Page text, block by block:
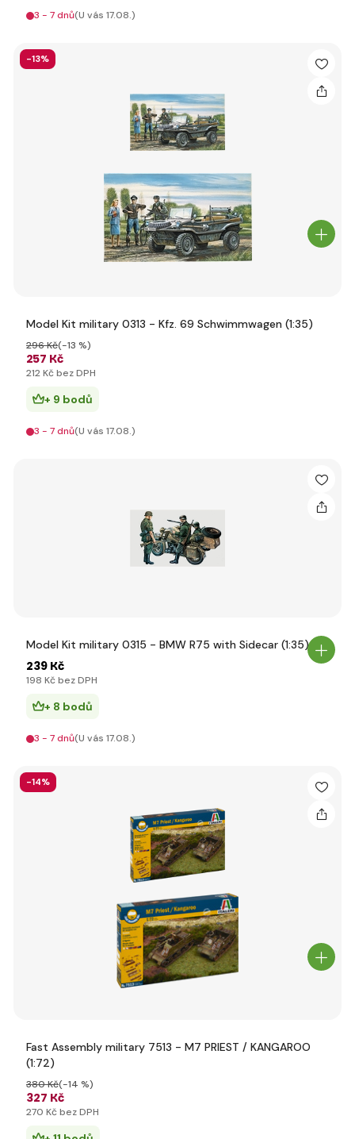
3 - 7 dnů(U vás 17.08.)
-13%
Model Kit military 0313 - Kfz. 69 Schwimmwagen (1:35)
257 Kč
296 Kč(-13 %)
212 Kč bez DPH
+ 9 bodů
3 - 7 dnů(U vás 17.08.)
Model Kit military 0315 - BMW R75 with Sidecar (1:35)
239 Kč
198 Kč bez DPH
+ 8 bodů
3 - 7 dnů(U vás 17.08.)
-14%
Fast Assembly military 7513 - M7 PRIEST / KANGAROO
(1:72)
327 Kč
380 Kč(-14 %)
270 Kč bez DPH